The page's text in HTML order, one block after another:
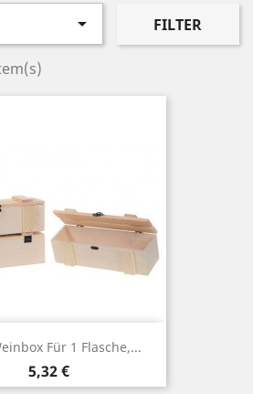
 FILTER
Für 1 Flasche,...
Price
5,32 €